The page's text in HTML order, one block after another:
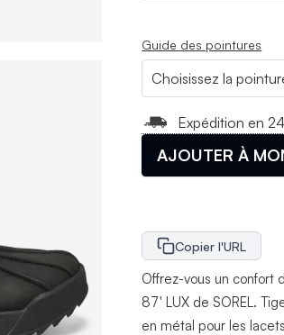
Guide des pointures
Expédition en
AJOUTER À
Copier l'URL
Offrez-vous un confort
87' LUX de SOREL.
en métal pour les